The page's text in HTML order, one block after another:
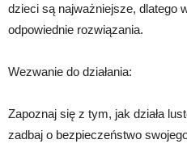
dzieci są najważniejsze, dlatego
odpowiednie rozwiązania.
Wezwanie do działania:
Zapoznaj się z tym, jak działa
zadbaj o bezpieczeństwo